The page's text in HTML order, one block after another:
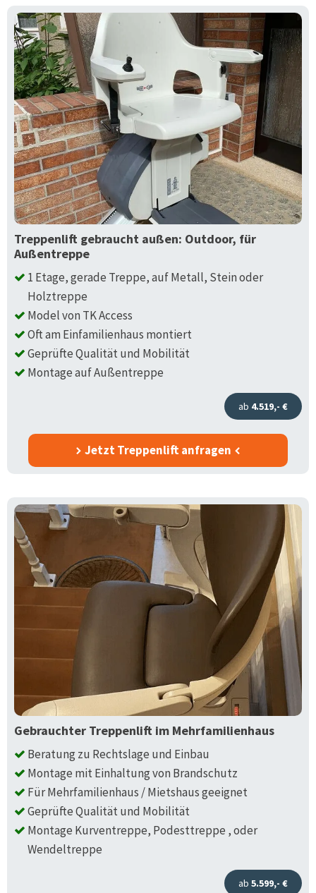
Treppenlift gebraucht außen: Outdoor, für
Außentreppe
1 Etage, gerade Treppe, auf Metall, Stein oder
Holztreppe
Model von TK Access
Oft am Einfamilienhaus montiert
Geprüfte Qualität und Mobilität
Montage auf Außentreppe
ab 4.519,- €
Jetzt Treppenlift anfragen
Gebrauchter Treppenlift im Mehrfamilienhaus
Beratung zu Rechtslage und Einbau
Montage mit Einhaltung von Brandschutz
Für Mehrfamilienhaus / Mietshaus geeignet
Geprüfte Qualität und Mobilität
Montage Kurventreppe, Podesttreppe , oder
Wendeltreppe
ab 5.599,- €